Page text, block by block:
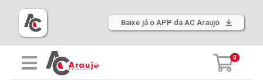
Baixe já o APP da AC Araujo
0